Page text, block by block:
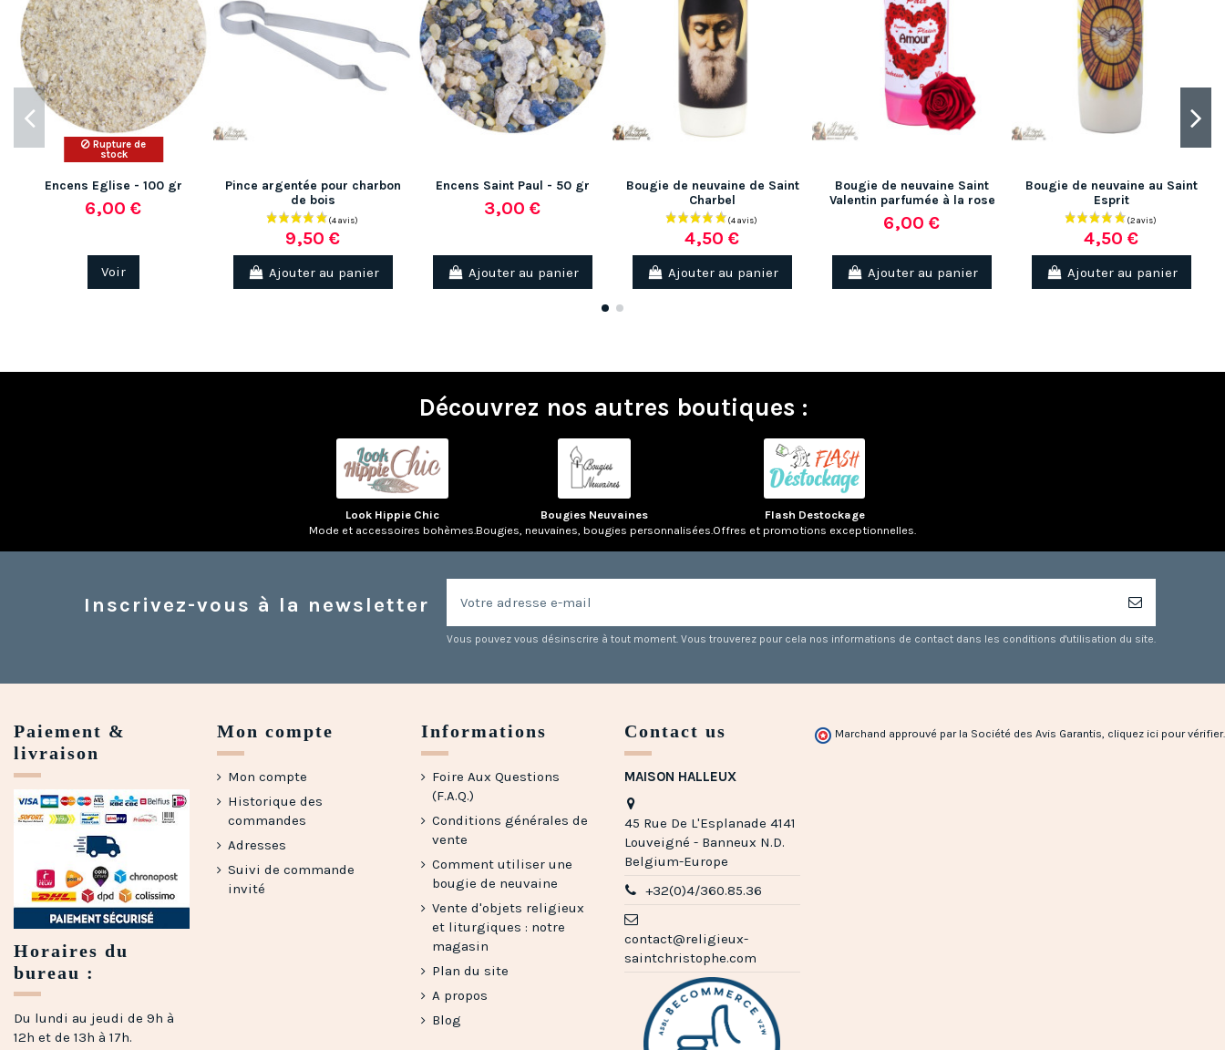
Rupture de
stock
Encens Eglise - 100 gr
6,00 €
Voir
Pince argentée pour charbon
de bois
9,50 €
Ajouter au panier
Encens Saint Paul - 50 gr
3,00 €
Ajouter au panier
Bougie de neuvaine de Saint
Charbel
4,50 €
Ajouter au panier
Bougie de neuvaine Saint
Valentin parfumée à la rose
6,00 €
Ajouter au panier
Bougie de neuvaine au Saint
Esprit
4,50 €
Ajouter au panier
Découvrez nos autres boutiques :
Look Hippie Chic
Mode et accessoires bohèmes.
Bougies Neuvaines
Bougies, neuvaines, bougies personnalisées.
Flash Destockage
Offres et promotions exceptionnelles.
Inscrivez-vous à la newsletter
Vous pouvez vous désinscrire à tout moment. Vous trouverez pour cela nos informations de contact dans les conditions d'utilisation du site.
Paiement &
livraison
Horaires du
bureau :
Du lundi au jeudi de 9h à
12h et de 13h à 17h.
Mon compte
Mon compte
Historique des
commandes
Adresses
Suivi de commande
invité
Informations
Foire Aux Questions
(F.A.Q.)
Conditions générales de
vente
Comment utiliser une
bougie de neuvaine
Vente d'objets religieux
et liturgiques : notre
magasin
Plan du site
A propos
Blog
Contact us
MAISON HALLEUX
45 Rue De L'Esplanade 4141
Louveigné - Banneux N.D.
Belgium-Europe
+32(0)4/360.85.36
contact@religieux-
saintchristophe.com
Marchand approuvé par la Société des Avis Garantis, cliquez ici pour vérifier.